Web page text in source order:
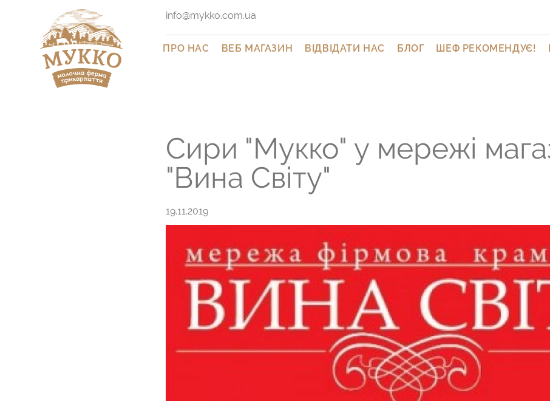
info@mykko.com.ua
ПРО НАС ВЕБ МАГАЗИН ВІДВІДАТИ НАС БЛОГ ШЕФ РЕКОМЕНДУЄ!
Сири "Мукко" у мережі
"Вина Світу"
19.11.2019